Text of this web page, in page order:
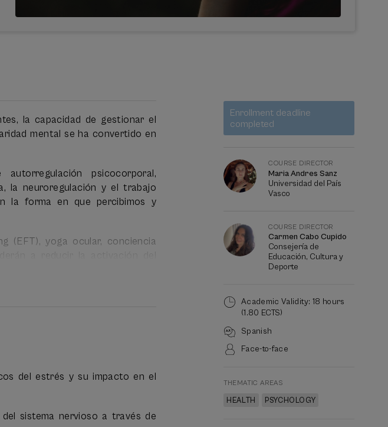
la capacidad de gestionar el
mental se ha convertido en
psicocorporal,
la neuroregulación y el trabajo
la forma en que percibimos y
(EFT), yoga ocular, conciencia
y desarrollar recursos internos
3h, repartidas en lunes y
del estrés y su impacto en el
sistema nervioso a través de
Date expired
listEnrollment deadline
completed
COURSE DIRECTOR
Maria Andres Sanz
Universidad del País
Vasco
COURSE DIRECTOR
Carmen Cabo Cupido
Consejería de
Educación, Cultura y
Deporte
Academic Validity: 18 hours
(1.80 ECTS)
Spanish
Face-to-face
THEMATIC AREAS
HEALTH PSYCHOLOGY